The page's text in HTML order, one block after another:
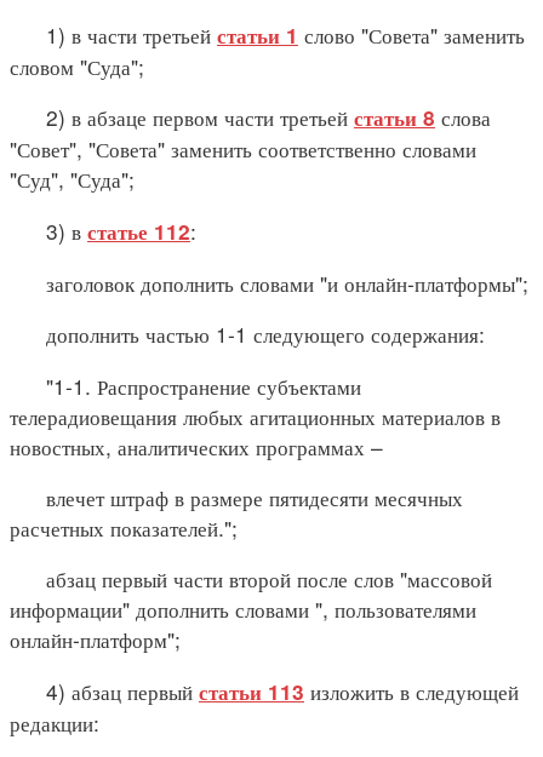
1) в части третьей статьи 1 слово "Совета" заменить
словом "Суда";
2) в абзаце первом части третьей статьи 8 слова
"Совет", "Совета" заменить соответственно словами
"Суд", "Суда";
3) в статье 112:
заголовок дополнить словами "и онлайн-платформы";
дополнить частью 1-1 следующего содержания:
"1-1. Распространение субъектами
телерадиовещания любых агитационных материалов в
новостных, аналитических программах –
влечет штраф в размере пятидесяти месячных
расчетных показателей.";
абзац первый части второй после слов "массовой
информации" дополнить словами ", пользователями
онлайн-платформ";
4) абзац первый статьи 113 изложить в следующей
редакции: